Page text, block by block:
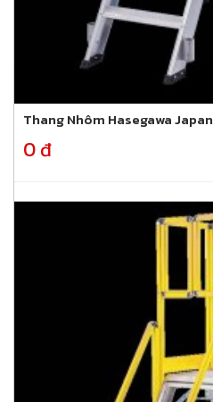
Thang Nhôm Hasegawa Japan
0 đ